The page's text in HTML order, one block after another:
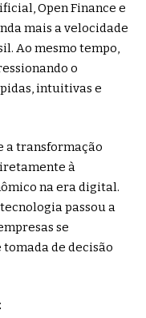
Open Finance e
mais a velocidade
Ao mesmo tempo,
o
intuitivas e
a transformação
à
na era digital.
passou a
se
de decisão